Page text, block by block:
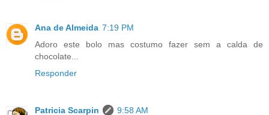
Ana de Almeida 7:19 PM
Adoro este bolo mas costumo fazer sem a calda de
chocolate...
Responder
Patricia Scarpin
9:58 AM